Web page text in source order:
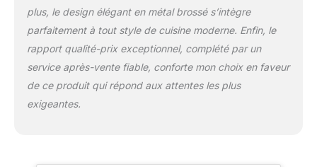
plus, le design élégant en métal brossé s’intègre
parfaitement à tout style de cuisine moderne. Enfin, le
rapport qualité-prix exceptionnel, complété par un
service après-vente fiable, conforte mon choix en faveur
de ce produit qui répond aux attentes les plus
exigeantes.